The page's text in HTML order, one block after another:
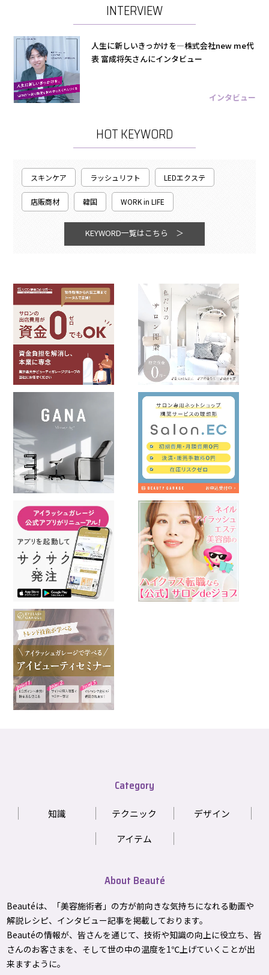
INTERVIEW
人生に新しいきっかけを―株式会社new me代
表 富成将矢さんにインタビュー
インタビュー
HOT KEYWORD
スキンケア ラッシュリフト LEDエクステ
店販商材 韓国 WORK in LIFE
KEYWORD一覧はこちら
Category
知識 テクニック デザイン
アイテム
About Beauté
Beautéは、「美容施術者」の方が前向きな気持ちになれる動画や
解説レシピ、インタビュー記事を掲載しております。
Beautéの情報が、皆さんを通じて、技術や知識の向上に役立ち、皆
さんのお客さまを、そして世の中の温度を1℃上げていくことが出
来ますように。